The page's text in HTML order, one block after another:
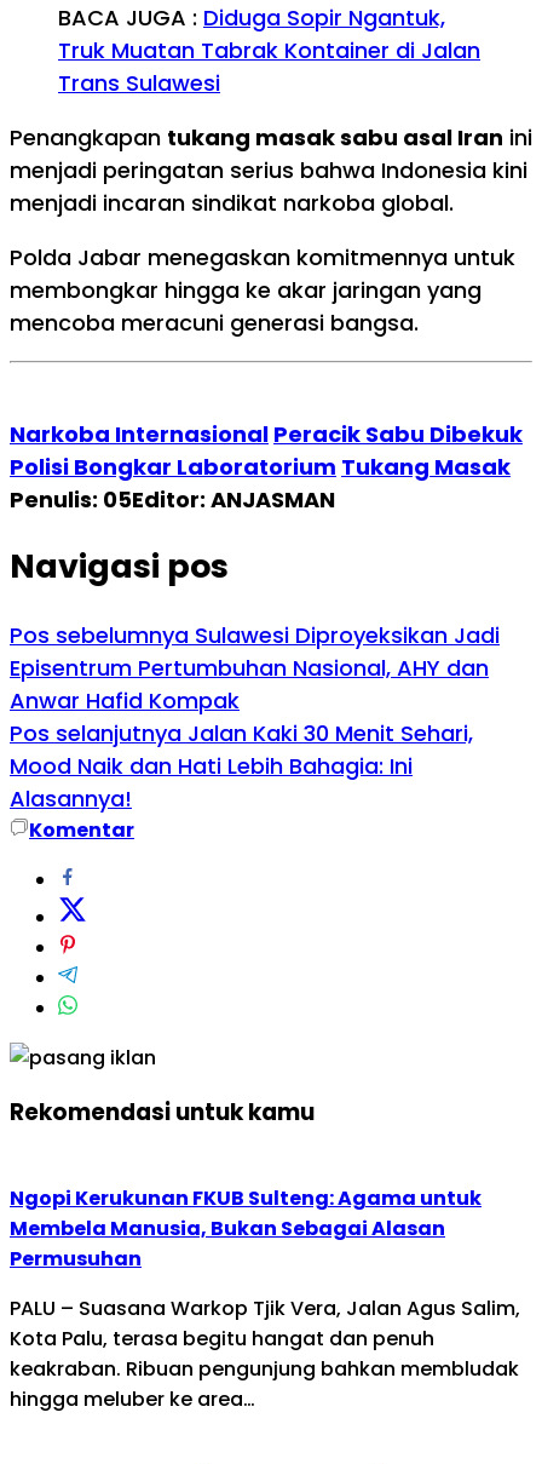
BACA JUGA : Diduga Sopir Ngantuk,
Truk Muatan Tabrak Kontainer di Jalan
Trans Sulawesi
Penangkapan tukang masak sabu asal Iran ini
menjadi peringatan serius bahwa Indonesia kini
menjadi incaran sindikat narkoba global.
Polda Jabar menegaskan komitmennya untuk
membongkar hingga ke akar jaringan yang
mencoba meracuni generasi bangsa.
Narkoba Internasional Peracik Sabu Dibekuk
Polisi Bongkar Laboratorium Tukang Masak
Penulis: 05Editor: ANJASMAN
Navigasi pos
Pos sebelumnya Sulawesi Diproyeksikan Jadi
Episentrum Pertumbuhan Nasional, AHY dan
Anwar Hafid Kompak
Pos selanjutnya Jalan Kaki 30 Menit Sehari,
Mood Naik dan Hati Lebih Bahagia: Ini
Alasannya!
Komentar
Rekomendasi untuk kamu
Ngopi Kerukunan FKUB Sulteng: Agama untuk
Membela Manusia, Bukan Sebagai Alasan
Permusuhan
PALU – Suasana Warkop Tjik Vera, Jalan Agus Salim,
Kota Palu, terasa begitu hangat dan penuh
keakraban. Ribuan pengunjung bahkan membludak
hingga meluber ke area…